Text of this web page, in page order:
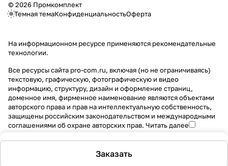
Заказать
© 2026 Промкомплект
Темная темаКонфиденциальностьОферта
На информационном ресурсе применяются рекомендательные
технологии.
Все ресурсы сайта pro-com.ru, включая (но не ограничиваясь)
текстовую, графическую, фотографическую и видео
информацию, структуру, дизайн и оформление страниц,
доменное имя, фирменное наименование являются объектами
авторского права и прав на интеллектуальную собственность,
защищены российским законодательством и международными
соглашениями об охране авторских прав. Читать далее